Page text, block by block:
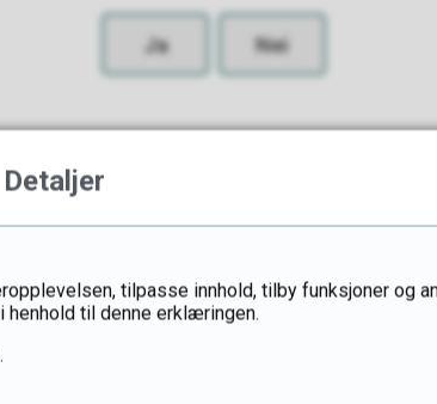
Ja Nei
Detaljer
tilpasse innhold, tilby funksjoner og
henhold til denne erklæringen.